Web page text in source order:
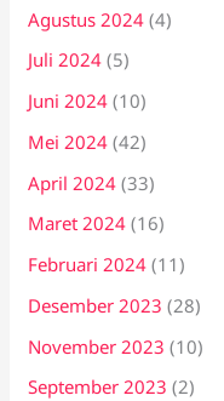
Agustus 2024 (4)
Juli 2024 (5)
Juni 2024 (10)
Mei 2024 (42)
April 2024 (33)
Maret 2024 (16)
Februari 2024 (11)
Desember 2023 (28)
November 2023 (10)
September 2023 (2)